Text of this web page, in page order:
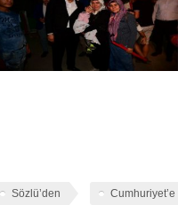
Sözlü’den Cumhuriyet’e